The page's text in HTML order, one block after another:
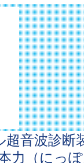
超音波診断
力（にっ